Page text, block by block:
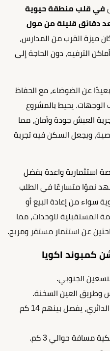
في قلب منطقة حيوية
دقائق قليلة من مول
ميزة القرب من المدارس،
الترفيه، دون الحاجة إلى
عن الضوضاء، مع الحفاظ
يحيط بالمشروع
العيش جودة وأمان، مما
ويجعل السكن فيه تجربة
استثمارية واعدة بفضل
نموًا متسارعًا في الطلب
سواء من إعادة البيع أو
المستقبلية للوحدات، مما
عن استثمار مستقر ومربح.
كمبوند اكويا
الجنوبي.
وطريق العين السخنة.
يقع المشروع بالقرب من الطريق الدائري، يفصل بينهم 14 كم
مسافة حوالي 3 كم.